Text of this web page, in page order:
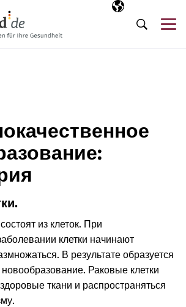
Выбранный
RU
Поиск
из клеток. При
клетки начинают
В результате образуется
Раковые клетки
ткани и распространяться